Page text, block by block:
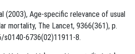
(2003), Age-specific relevance of usual
mortality, The Lancet, 9366(361), p.
s0140-6736(02)11911-8.